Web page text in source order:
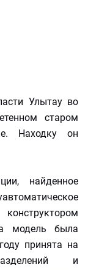
Улытау во
старом
Находку он
найденное
модель была
принята на
и